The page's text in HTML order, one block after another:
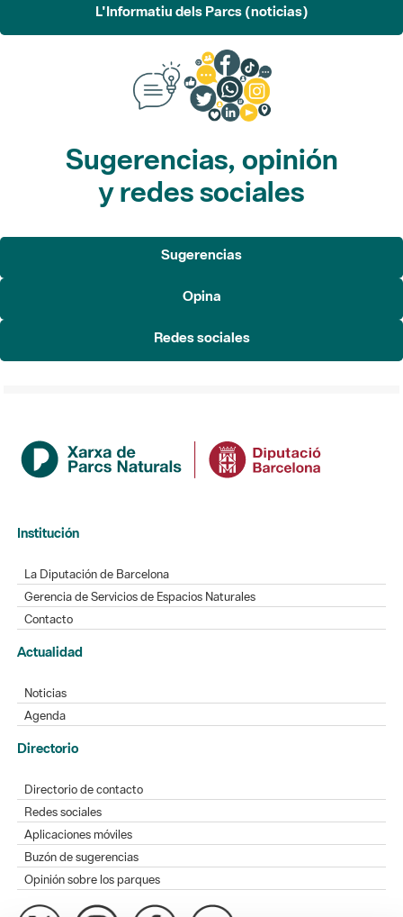
L'Informatiu dels Parcs (noticias)
Sugerencias, opinión
y redes sociales
Sugerencias
Opina
Redes sociales
Institución
La Diputación de Barcelona
Gerencia de Servicios de Espacios Naturales
Contacto
Actualidad
Noticias
Agenda
Directorio
Directorio de contacto
Redes sociales
Aplicaciones móviles
Buzón de sugerencias
Opinión sobre los parques